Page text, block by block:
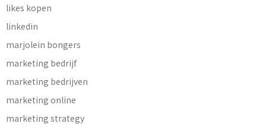
likes kopen
linkedin
marjolein bongers
marketing bedrijf
marketing bedrijven
marketing online
marketing strategy